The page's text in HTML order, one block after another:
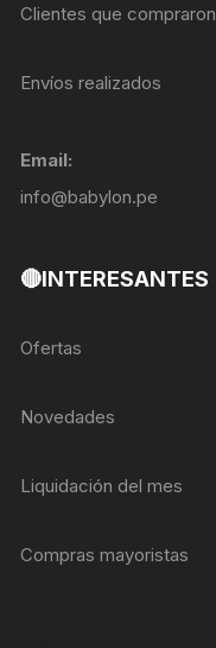
Clientes que compraron
Envíos realizados
Email:
info@babylon.pe
🔴INTERESANTES
Ofertas
Novedades
Liquidación del mes
Compras mayoristas